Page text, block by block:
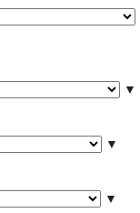
▼
▼
▼